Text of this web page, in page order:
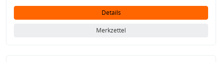
Details
Merkzettel